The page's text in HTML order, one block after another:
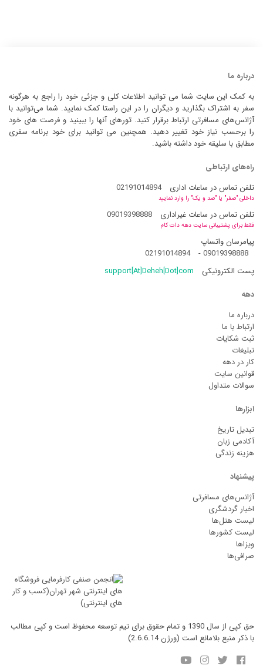
درباره ما
به کمک این سایت شما می توانید اطلاعات کلی و جزئی خود را راجع به هرگونه
سفر به اشتراک بگذارید و دیگران را در این راستا کمک نمایید. شما می‌توانید با
آژانس‌های مسافرتی ارتباط برقرار کنید. تورهای آنها را ببینید و فرصت های خود
را برحسب نیاز خود تغییر دهید. همچنین می توانید برای خود برنامه سفری
مطابق با سلیقه خود داشته باشید.
راه‌های ارتباطی
تلفن تماس در ساعات اداری
02191014894
داخلی "صفر" یا "صد و یک" را وارد نمایید
تلفن تماس در ساعات غیراداری 09019398888
فقط برای پشتیبانی سایت دهه دات کام
پیامرسان واتساپ
09019398888
-
02191014894
پست الکترونیکی
support[At]Deheh[Dot]com
دهه
درباره ما
ارتباط با ما
ثبت شکایات
تبلیغات
کار در دهه
قوانین سایت
سوالات متداول
ابزارها
تبدیل تاریخ
آکادمی زبان
هزینه زندگی
پیشنهاد
آژانس‌های مسافرتی
اخبار گردشگری
لیست هتل‌ها
لیست کشورها
ویزاها
صرافی‌ها
حق کپی از سال 1390 و تمام حقوق برای تیم توسعه محفوظ است و کپی مطالب
با ذکر منبع بلامانع است (ورژن 2.6.6.14)